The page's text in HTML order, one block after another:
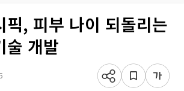
픽, 피부 나이 되돌리는
술 개발